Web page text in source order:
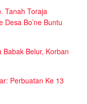
Tanah Toraja
Desa Bo’ne Buntu
Babak Belur, Korban
Perbuatan Ke 13